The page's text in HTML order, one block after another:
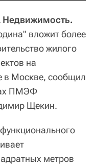
Недвижимость.
вложит более
жилого
на
в Москве, сообщил
ПМЭФ
Щекин.
метров